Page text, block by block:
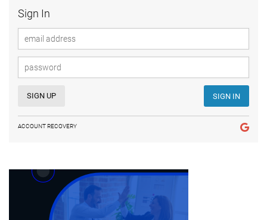
Sign In
SIGN UP SIGN IN
ACCOUNT RECOVERY